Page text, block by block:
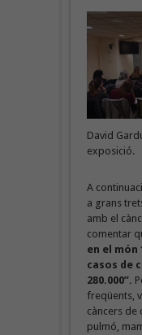
David
exposició.
A
a grans
amb el
comentar
en el món
casos de
280.000”.
freqüents,
càncers de
pulmó,